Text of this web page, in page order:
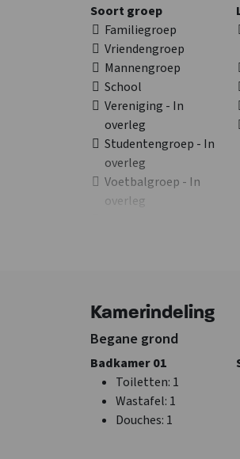
Palletkachel
Zithoek
Droger
Wifi
Wasmachine
TV
Soort groep
Familiegroep
Vriendengroep
Mannengroep
School
Vereniging - In
overleg
Studentengroep - In
overleg
Voetbalgroep - In
overleg
Kamerindeling
Begane grond
Badkamer 01
Toiletten: 1
Wastafel: 1
Douches: 1